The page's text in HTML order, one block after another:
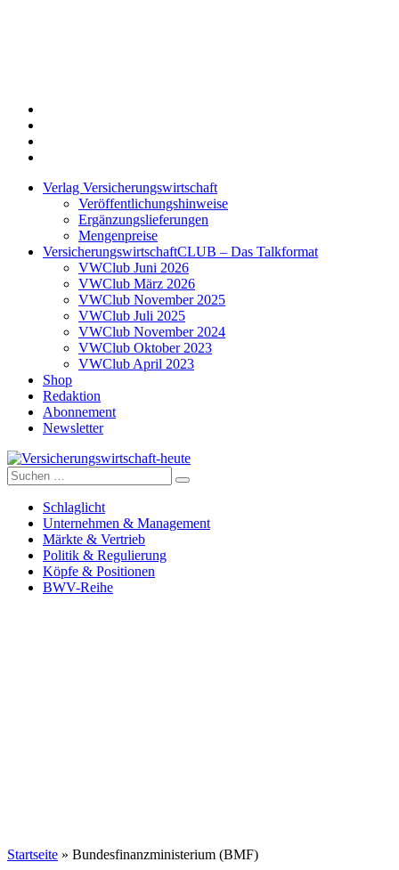
Verlag Versicherungswirtschaft
Veröffentlichungshinweise
Ergänzungslieferungen
Mengenpreise
VersicherungswirtschaftCLUB – Das Talkformat
VWClub Juni 2026
VWClub März 2026
VWClub November 2025
VWClub Juli 2025
VWClub November 2024
VWClub Oktober 2023
VWClub April 2023
Shop
Redaktion
Abonnement
Newsletter
Versicherungswirtschaft-heute
Suche
nach:
Schlaglicht
Unternehmen & Management
Märkte & Vertrieb
Politik & Regulierung
Köpfe & Positionen
BWV-Reihe
Startseite » Bundesfinanzministerium (BMF)